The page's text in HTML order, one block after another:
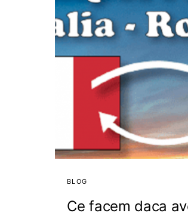
BLOG
Ce facem daca